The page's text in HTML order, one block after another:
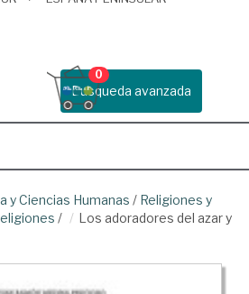
Busqueda avanzada
0
y Ciencias Humanas / Religiones y
/
Los adoradores del azar y